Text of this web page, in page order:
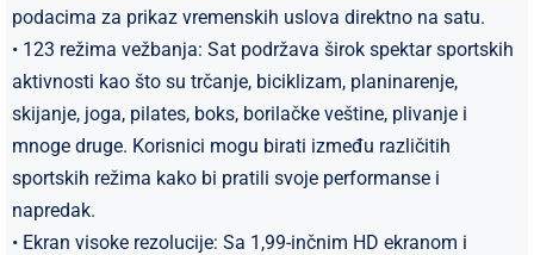
podacima za prikaz vremenskih uslova direktno na satu.
• 123 režima vežbanja: Sat podržava širok spektar sportskih
aktivnosti kao što su trčanje, biciklizam, planinarenje,
skijanje, joga, pilates, boks, borilačke veštine, plivanje i
mnoge druge. Korisnici mogu birati između različitih
sportskih režima kako bi pratili svoje performanse i
napredak.
• Ekran visoke rezolucije: Sa 1,99-inčnim HD ekranom i